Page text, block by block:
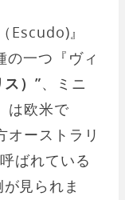
Escudo)』
の一つ『ヴィ
）”、ミニ
は欧米で
オーストラリ
ばれている
見られま